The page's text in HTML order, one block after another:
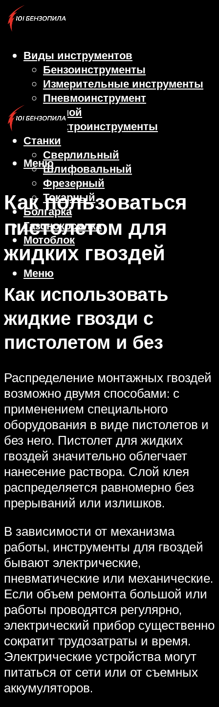
Виды инструментов
Бензоинструменты
Измерительные инструменты
Пневмоинструмент
Ручной
Электроинструменты
Станки
Сверлильный
Шлифовальный
Фрезерный
Токарный
Болгарка
Газонокосилка
Мотоблок
Меню
Меню
Как пользоваться
пистолетом для
жидких гвоздей
Как использовать
жидкие гвозди с
пистолетом и без
Распределение монтажных гвоздей
возможно двумя способами: с
применением специального
оборудования в виде пистолетов и
без него. Пистолет для жидких
гвоздей значительно облегчает
нанесение раствора. Слой клея
распределяется равномерно без
прерываний или излишков.
В зависимости от механизма
работы, инструменты для гвоздей
бывают электрические,
пневматические или механические.
Если объем ремонта большой или
работы проводятся регулярно,
электрический прибор существенно
сократит трудозатраты и время.
Электрические устройства могут
питаться от сети или от съемных
аккумуляторов.